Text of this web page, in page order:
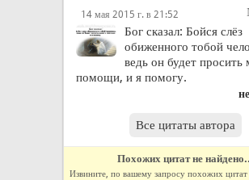
14 мая 2015 г. в 21:52
Бог сказал: Бойся слёз
обиженного тобой
ведь он будет просить
помощи, и я помогу.
Все цитаты автора
Похожих цитат не
Извините, по вашему запросу похожих